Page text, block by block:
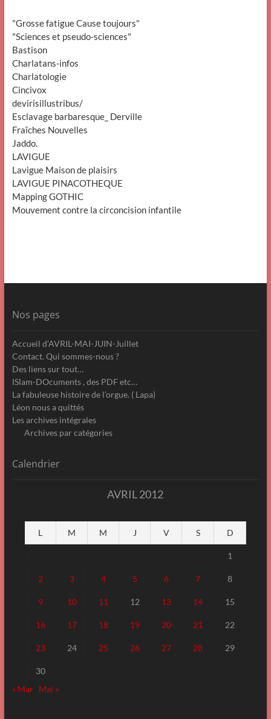
"Grosse fatigue Cause toujours"
"Sciences et pseudo-sciences"
Bastison
Charlatans-infos
Charlatologie
Cincivox
devirisillustribus/
Esclavage barbaresque_ Derville
Fraîches Nouvelles
Jaddo.
LAVIGUE
Lavigue Maison de plaisirs
LAVIGUE PINACOTHEQUE
Mapping GOTHIC
Mouvement contre la circoncision infantile
Nos pages
Accueil d’AVRIL-MAI-JUIN-Juillet
Contact. Qui sommes-nous ?
Des liens sur tout…
ISlam-DOcuments , des PDF etc…
La fabuleuse histoire de l’orgue. ( Lapa)
Léon nous a quittés
Les archives intégrales
Archives par catégories
Calendrier
AVRIL 2012
L M M J V S D
1
2 3 4 5 6 7 8
9 10 11 12 13 14 15
16 17 18 19 20 21 22
23 24 25 26 27 28 29
30
« Mar
Mai »